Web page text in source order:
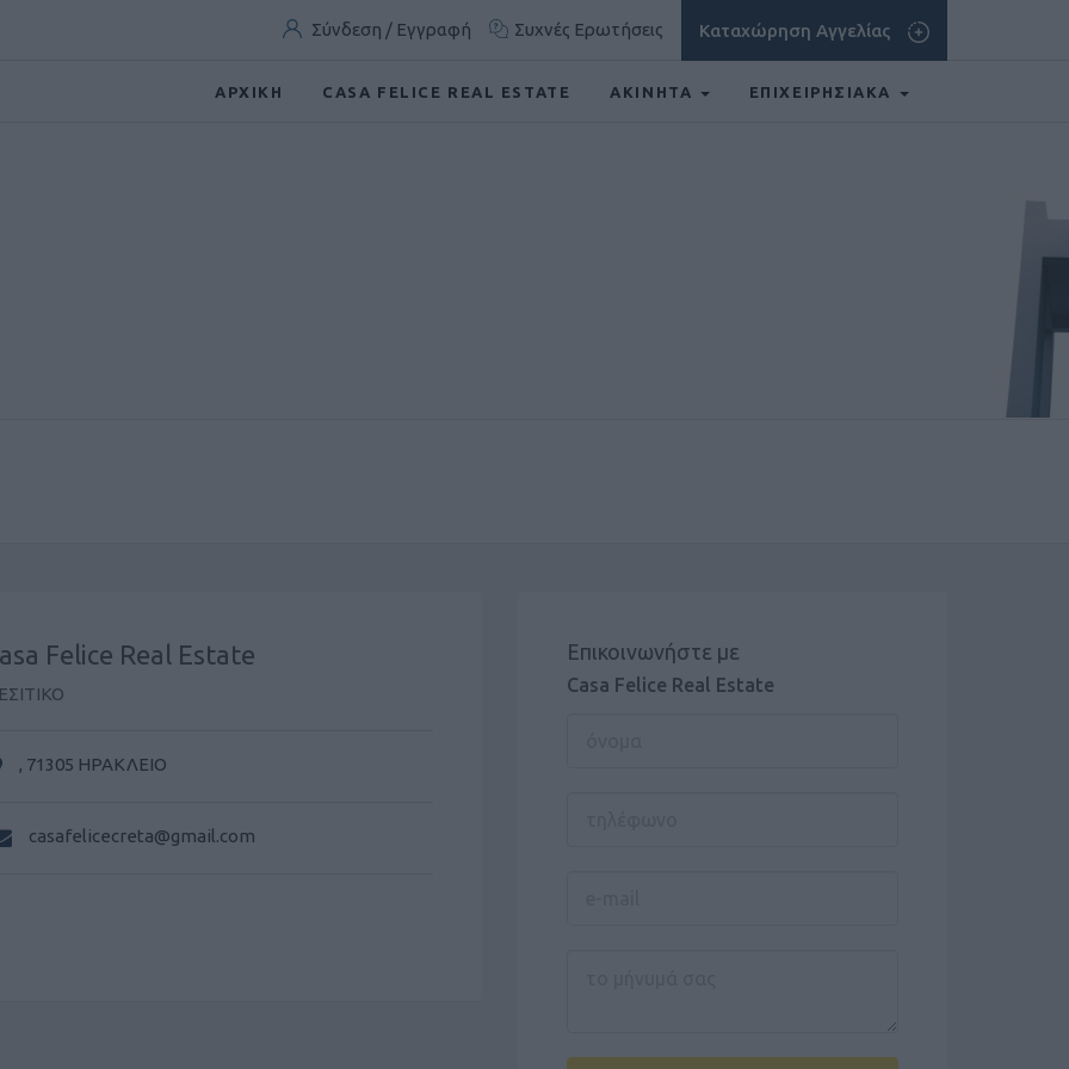
Σύνδεση / Εγγραφή Συχνές Ερωτήσεις Καταχώρηση Αγγελίας
ΑΡΧΙΚΗ CASA FELICE REAL ESTATE ΑΚΙΝΗΤΑ ΕΠΙΧΕΙΡΗΣΙΑΚΑ
Felice Real Estate
, 71305 ΗΡΑΚΛΕΙΟ
casafelicecreta@gmail.com
Επικοινωνήστε με
Casa Felice Real Estate